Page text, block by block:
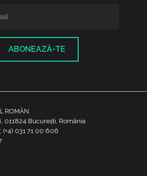
ABONEAZĂ-TE
ROMÂN
011824 București, România
(+4) 031 71 00 606